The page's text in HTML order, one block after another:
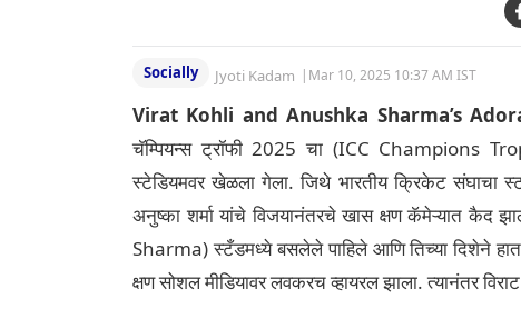
Socially Jyoti Kadam | Mar 10, 2025 10:37 AM IST
Virat Kohli and Anushka Sharma’s
चॅम्पियन्स ट्रॉफी 2025 चा (ICC Champions
स्टेडियमवर खेळला गेला. जिथे भारतीय क्रिकेट संघाचा
अनुष्का शर्मा यांचे विजयानंतरचे खास क्षण कॅमेऱ्यात कैद
Sharma) स्टँडमध्ये बसलेले पाहिले आणि तिच्या दिशेने
क्षण सोशल मीडियावर लवकरच व्हायरल झाला. त्यानंतर